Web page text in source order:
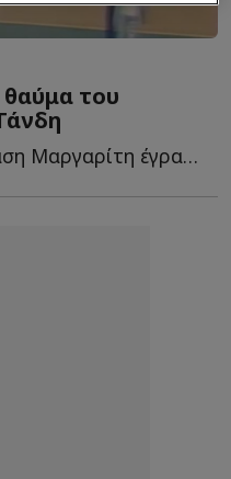
του
Η Εθνική ομάδα του Θανάση Μαργαρίτη έγραψε ιστορία ε...